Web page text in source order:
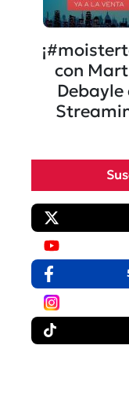
con
Debayle